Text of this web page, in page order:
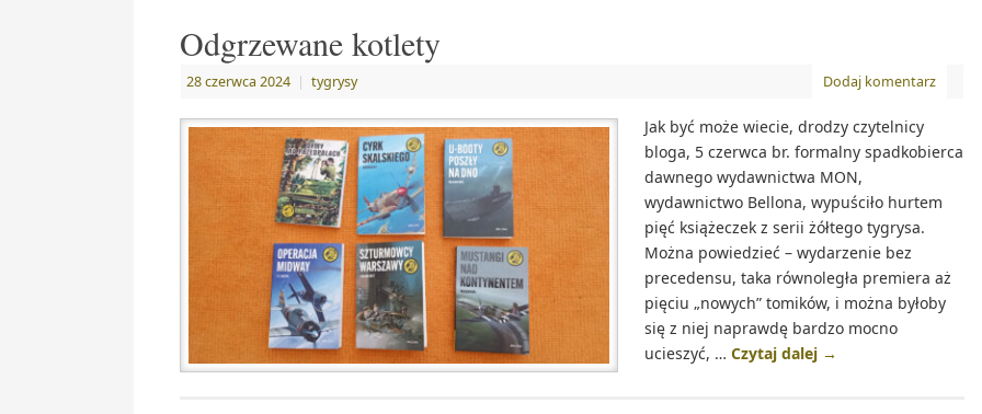
Odgrzewane kotlety
28 czerwca 2024 | tygrysy Dodaj komentarz
Jak być może wiecie, drodzy czytelnicy
bloga, 5 czerwca br. formalny spadkobierca
dawnego wydawnictwa MON,
wydawnictwo Bellona, wypuściło hurtem
pięć książeczek z serii żółtego tygrysa.
Można powiedzieć – wydarzenie bez
precedensu, taka równoległa premiera aż
pięciu „nowych” tomików, i można byłoby
się z niej naprawdę bardzo mocno
ucieszyć, … Czytaj dalej →